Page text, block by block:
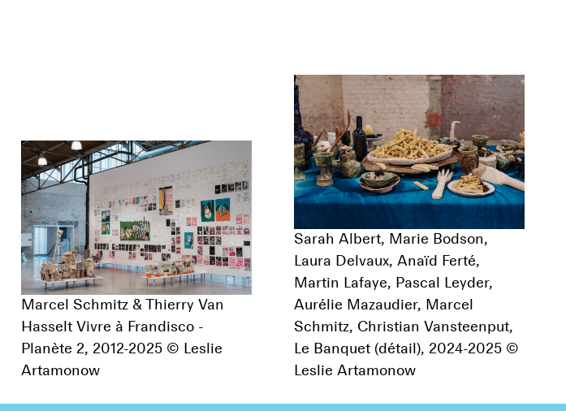
Marcel Schmitz & Thierry Van
Hasselt Vivre à Frandisco -
Planète 2, 2012-2025 © Leslie
Artamonow
Sarah Albert, Marie Bodson,
Laura Delvaux, Anaïd Ferté,
Martin Lafaye, Pascal Leyder,
Aurélie Mazaudier, Marcel
Schmitz, Christian Vansteenput,
Le Banquet (détail), 2024-2025 ©
Leslie Artamonow